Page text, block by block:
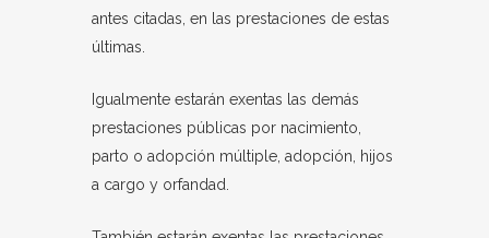
antes citadas, en las prestaciones de estas
últimas.
Igualmente estarán exentas las demás
prestaciones públicas por nacimiento,
parto o adopción múltiple, adopción, hijos
a cargo y orfandad.